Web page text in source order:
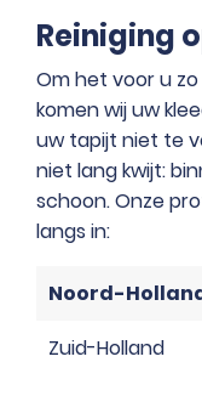
Reiniging
Om het voor u zo
komen wij uw
uw tapijt niet te
niet lang kwijt:
schoon. Onze
langs in:
Noord-
Zuid-Holland